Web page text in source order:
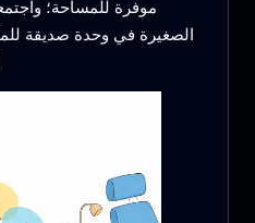
موفرة للمساحة؛
الصغيرة في وحدة صديقة